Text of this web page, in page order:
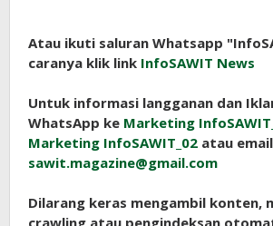
Atau ikuti saluran Whatsapp
caranya klik link InfoSAWIT News
Untuk informasi langganan dan
WhatsApp ke Marketing
Marketing InfoSAWIT_02 atau
sawit.magazine@gmail.com
Dilarang keras mengambil konten,